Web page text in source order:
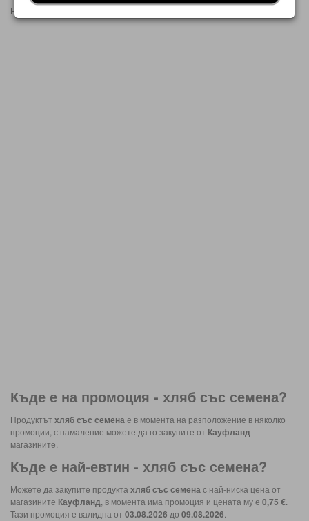
Реклами
Къде е на промоция - хляб със семена?
Продуктът хляб със семена е в момента на разположение в няколко
промоции, с намаление можете да го закупите от Кауфланд
магазините.
Къде е най-евтин - хляб със семена?
Можете да закупите продукта хляб със семена с най-ниска цена от
магазините Кауфланд , в момента има промоция и цената му е 0,75 €
Тази промоция е валидна от 03.08.2026 до 09.08.2026